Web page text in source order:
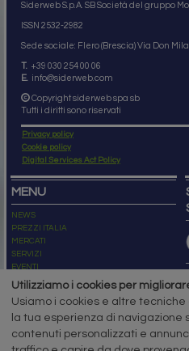
Siderweb S.p.A. SB Società del gruppo
ISSN 2532-2982
Sede sociale: Flero (Brescia) Via Don
T. +39 030 254 00 06
E. info@siderweb.com
Copyright siderweb spa sb
Tutti i diritti sono riservati
Privacy policy
Cookie policy
Digital Services Act Policy
MENU
NEWS
PREZZI ITALIA
MERCATI
SERVIZI
EVENTI
ABBONAMENTI
NEWSLETTER
Capitale Sociale: 190.000€ interamente
Registro delle Imprese di Brescia
Utilizziamo i cookies per
Usiamo i cookies e altre
la tua esperienza di navigazione
contenuti personalizzati e